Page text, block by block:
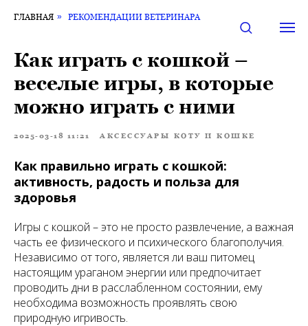
ГЛАВНАЯ » РЕКОМЕНДАЦИИ ВЕТЕРИНАРА
Как играть с кошкой –
веселые игры, в которые
можно играть с ними
2025-03-18 11:21 АКСЕССУАРЫ КОТУ И КОШКЕ
Как правильно играть с кошкой:
активность, радость и польза для
здоровья
Игры с кошкой – это не просто развлечение, а важная
часть ее физического и психического благополучия.
Независимо от того, является ли ваш питомец
настоящим ураганом энергии или предпочитает
проводить дни в расслабленном состоянии, ему
необходима возможность проявлять свою
природную игривость.